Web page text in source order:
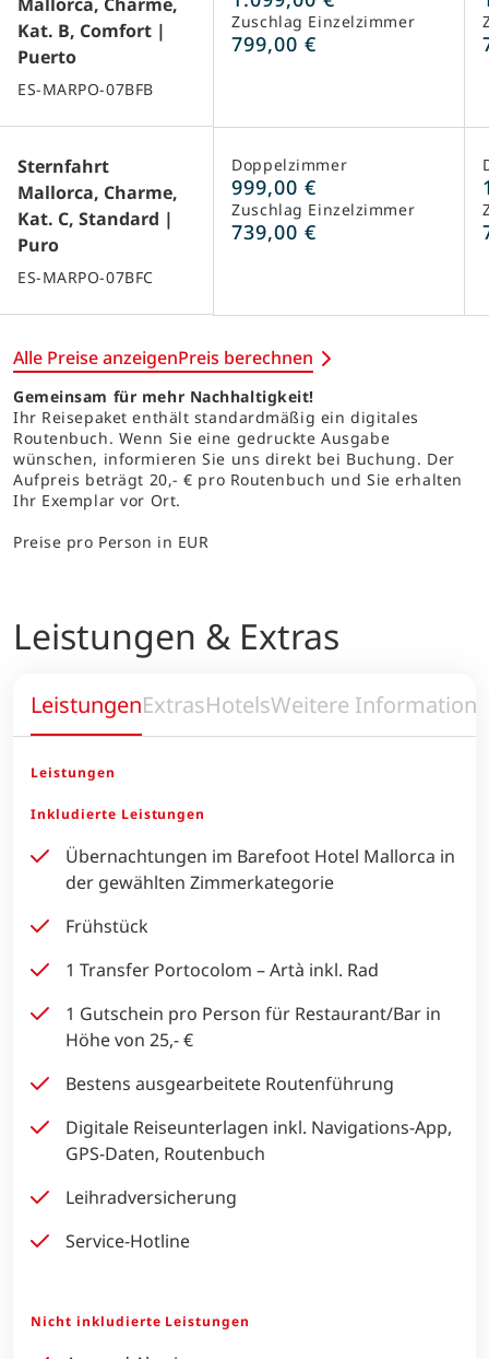
Mallorca, Charme,
Kat. B, Comfort |
Puerto
ES-MARPO-07BFB
Sternfahrt
Mallorca, Charme,
Kat. C, Standard |
Puro
ES-MARPO-07BFC
Zuschlag Einzelzimmer
799,00 €
Doppelzimmer
999,00 €
Zuschlag Einzelzimmer
739,00 €
Alle Preise anzeigenPreis berechnen
Gemeinsam für mehr Nachhaltigkeit!
Ihr Reisepaket enthält standardmäßig ein digitales
Routenbuch. Wenn Sie eine gedruckte Ausgabe
wünschen, informieren Sie uns direkt bei Buchung. Der
Aufpreis beträgt 20,- € pro Routenbuch und Sie erhalten
Ihr Exemplar vor Ort.
Preise pro Person in EUR
Leistungen & Extras
LeistungenExtrasHotelsWeitere
Leistungen
Inkludierte Leistungen
Übernachtungen im Barefoot Hotel Mallorca in
der gewählten Zimmerkategorie
Frühstück
1 Transfer Portocolom – Artà inkl. Rad
1 Gutschein pro Person für Restaurant/Bar in
Höhe von 25,- €
Bestens ausgearbeitete Routenführung
Digitale Reiseunterlagen inkl. Navigations-App,
GPS-Daten, Routenbuch
Leihradversicherung
Service-Hotline
Nicht inkludierte Leistungen